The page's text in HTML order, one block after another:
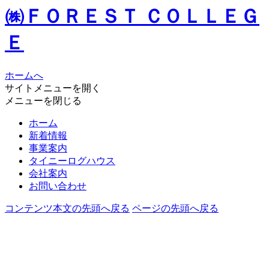
㈱ＦＯＲＥＳＴ ＣＯＬＬＥＧ
Ｅ
ホームへ
サイトメニューを開く
メニューを閉じる
ホーム
新着情報
事業案内
タイニーログハウス
会社案内
お問い合わせ
コンテンツ本文の先頭へ戻る ページの先頭へ戻る